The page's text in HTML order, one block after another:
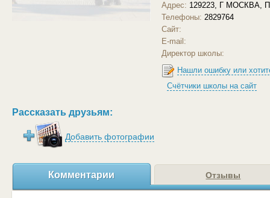
Адрес: 129223, Г МОСКВА,
Телефоны: 2829764
Сайт:
E-mail:
Директор школы:
Нашли ошибку или
Счётчики школы на сайт
Рассказать друзьям:
Добавить фотографии
Комментарии Отзывы